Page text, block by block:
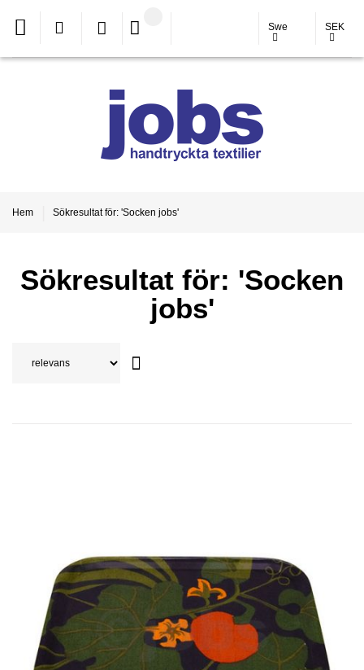
Swe SEK
Hem Sökresultat för: 'Socken jobs'
Sökresultat för: 'Socken
jobs'